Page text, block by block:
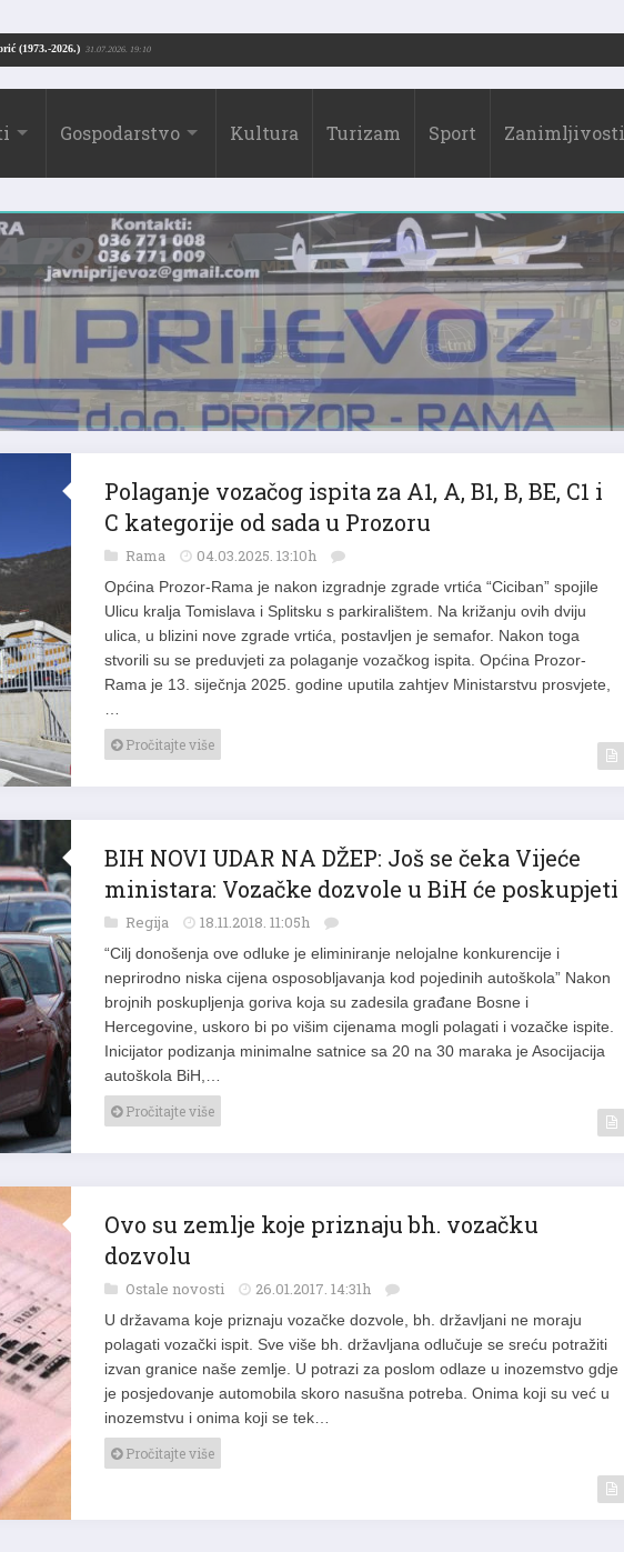
Drago Borić (1973.-2026.)
Gospodarstvo Kultura Turizam Sport Zanimljivosti
Polaganje vozačog ispita za A1, A, B1, B, BE, C1 i
C kategorije od sada u Prozoru
Rama 04.03.2025. 13:10h
Općina Prozor-Rama je nakon izgradnje zgrade vrtića “Ciciban” spojile
Ulicu kralja Tomislava i Splitsku s parkiralištem. Na križanju ovih dviju
ulica, u blizini nove zgrade vrtića, postavljen je semafor. Nakon toga
stvorili su se preduvjeti za polaganje vozačkog ispita. Općina Prozor-
Rama je 13. siječnja 2025. godine uputila zahtjev Ministarstvu prosvjete,
Pročitajte više
BIH NOVI UDAR NA DŽEP: Još se čeka Vijeće
ministara: Vozačke dozvole u BiH će poskupjeti
Regija 18.11.2018. 11:05h
“Cilj donošenja ove odluke je eliminiranje nelojalne konkurencije i
neprirodno niska cijena osposobljavanja kod pojedinih autoškola” Nakon
brojnih poskupljenja goriva koja su zadesila građane Bosne i
Hercegovine, uskoro bi po višim cijenama mogli polagati i vozačke ispite.
Inicijator podizanja minimalne satnice sa 20 na 30 maraka je Asocijacija
autoškola BiH,…
Pročitajte više
Ovo su zemlje koje priznaju bh. vozačku
dozvolu
Ostale novosti 26.01.2017. 14:31h
U državama koje priznaju vozačke dozvole, bh. državljani ne moraju
polagati vozački ispit. Sve više bh. državljana odlučuje se sreću potražiti
izvan granice naše zemlje. U potrazi za poslom odlaze u inozemstvo gdje
je posjedovanje automobila skoro nasušna potreba. Onima koji su već u
inozemstvu i onima koji se tek…
Pročitajte više